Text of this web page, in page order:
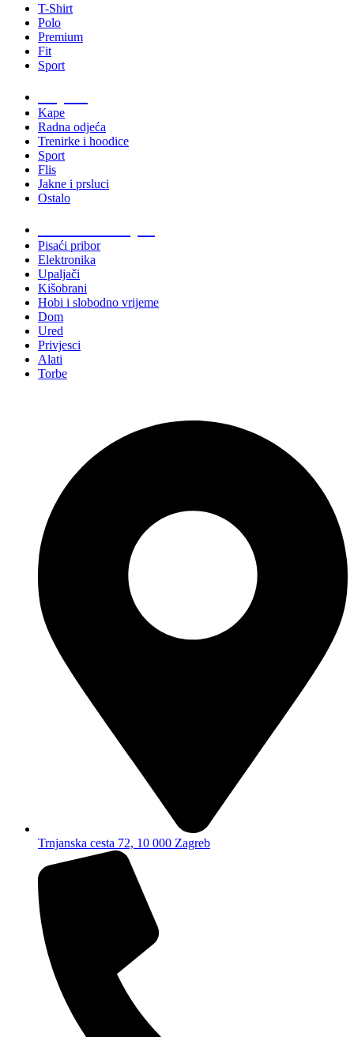
T-Shirt
Polo
Premium
Fit
Sport
Kape
Radna odjeća
Trenirke i hoodice
Sport
Flis
Jakne i prsluci
Ostalo
Pisaći pribor
Elektronika
Upaljači
Kišobrani
Hobi i slobodno vrijeme
Dom
Ured
Privjesci
Alati
Torbe
Trnjanska cesta 72, 10 000 Zagreb